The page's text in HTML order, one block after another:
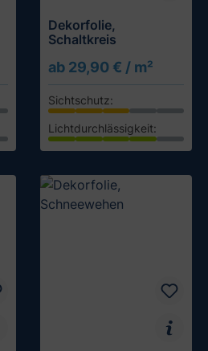
Dekorfolie,
Schaltkreis
ab 29,90 € / m²
Sichtschutz:
Lichtdurchlässigkeit:
Muster testen